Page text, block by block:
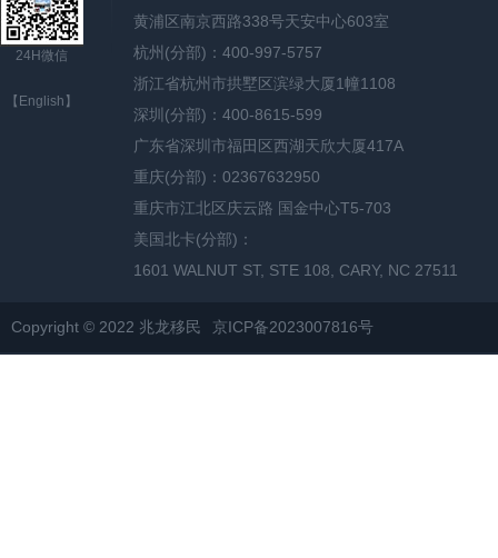
24H微信
【English】
黄浦区南京西路338号天安中心603室
杭州(分部)：400-997-5757
浙江省杭州市拱墅区滨绿大厦1幢1108
深圳(分部)：400-8615-599
广东省深圳市福田区西湖天欣大厦417A
重庆(分部)：02367632950
重庆市江北区庆云路 国金中心T5-703
美国北卡(分部)：
1601 WALNUT ST, STE 108, CARY, NC 27511
Copyright © 2022 兆龙移民 京ICP备2023007816号